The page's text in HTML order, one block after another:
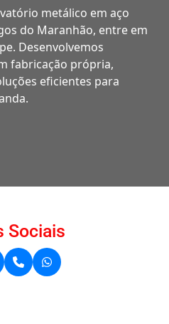
metálico em aço
do Maranhão, entre em
Desenvolvemos
fabricação própria,
eficientes para
Sociais